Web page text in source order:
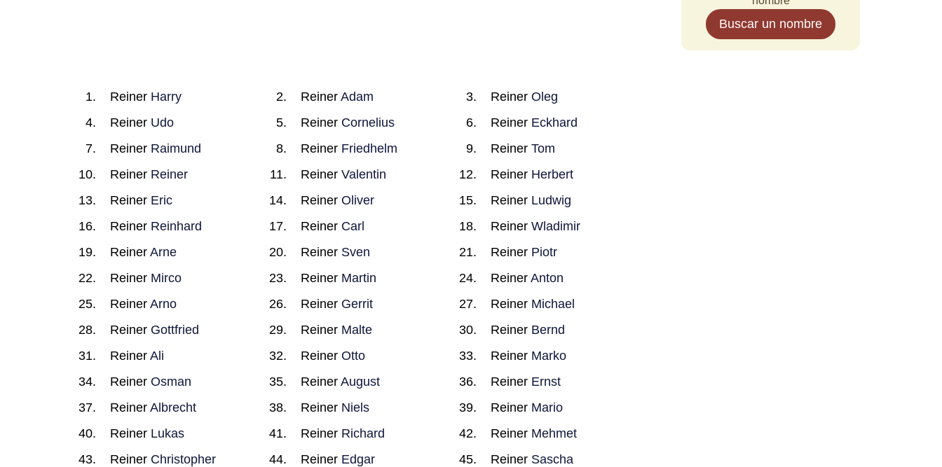
Reiner Harry Reiner Adam ReinerOleg
Reiner Udo Reiner Cornelius Reiner Eckhard
Reiner Raimund Reiner Friedhelm ReinerTom
Reiner Reiner Reiner Valentin Reiner Herbert
Reiner Eric Reiner Oliver Reiner Ludwig
Reiner Reinhard Reiner Carl ReinerWladimir
Reiner Arne Reiner Sven Reiner Piotr
Reiner Mirco Reiner Martin ReinerAnton
Reiner Arno Reiner Gerrit Reiner Michael
Reiner Gottfried Reiner Malte Reiner Bernd
Reiner Ali Reiner Otto Reiner Marko
Reiner Osman Reiner August Reiner Ernst
Reiner Albrecht Reiner Niels Reiner Mario
Reiner Lukas Reiner Richard Reiner Mehmet
Reiner Christopher Reiner Edgar Reiner Sascha
Buscar un nombre